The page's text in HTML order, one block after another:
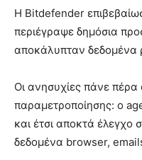
Η Bitdefender
περιέγραψε δημόσια
αποκάλυπταν δεδομένα
Οι ανησυχίες πάνε
παραμετροποίησης: ο
και έτσι αποκτά έλεγχο
δεδομένα browser,